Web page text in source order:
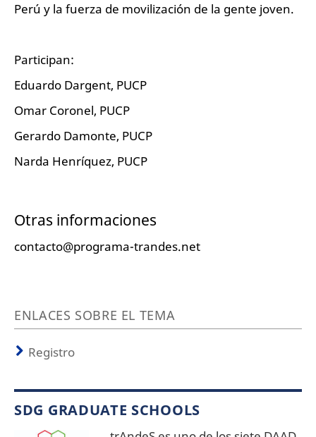
Perú y la fuerza de movilización de la gente joven.
Participan:
Eduardo Dargent, PUCP
Omar Coronel, PUCP
Gerardo Damonte, PUCP
Narda Henríquez, PUCP
Otras informaciones
contacto@programa-trandes.net
ENLACES SOBRE EL TEMA
Registro
SDG GRADUATE SCHOOLS